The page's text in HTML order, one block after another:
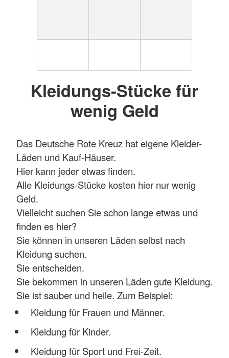
Kleidungs-Stücke für
wenig Geld
Das Deutsche Rote Kreuz hat eigene Kleider-
Läden und Kauf-Häuser.
Hier kann jeder etwas finden.
Alle Kleidungs-Stücke kosten hier nur wenig
Geld.
Vielleicht suchen Sie schon lange etwas und
finden es hier?
Sie können in unseren Läden selbst nach
Kleidung suchen.
Sie entscheiden.
Sie bekommen in unseren Läden gute Kleidung.
Sie ist sauber und heile. Zum Beispiel:
Kleidung für Frauen und Männer.
Kleidung für Kinder.
Kleidung für Sport und Frei-Zeit.